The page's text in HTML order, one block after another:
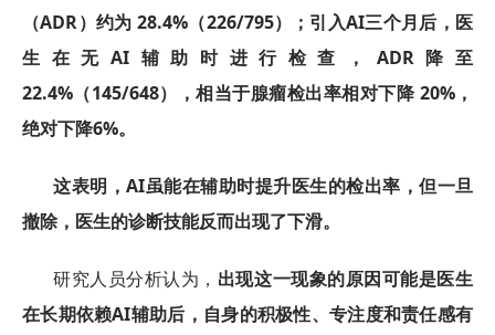
（ADR）约为 28.4%（226/795）；引入AI三个月后，医
生在无AI辅助时进行检查，ADR降至
22.4%（145/648），相当于腺瘤检出率相对下降 20%，
绝对下降6%。
这表明，AI虽能在辅助时提升医生的检出率，但一旦
撤除，医生的诊断技能反而出现了下滑。
研究人员分析认为， 出现这一现象的原因可能是医生
在长期依赖AI辅助后，自身的积极性、专注度和责任感有